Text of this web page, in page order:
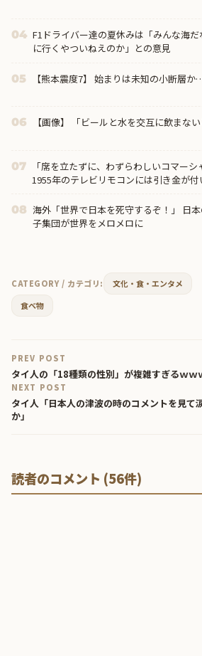
04 F1ドライバー達の夏休みは「みんな海
に行くやついねえのか」との意見
05 【熊本震度7】 始まりは未知の小断層
06 【画像】 「ビールと水を交互に飲まな
07
「席を立たずに、わずらわしいコマーシ
1955年のテレビリモコンには引き金が付
08 海外「世界で日本を死守するぞ！」 日
子集団が世界をメロメロに
CATEGORY / カテゴリ: 文化・食・エンタメ
食べ物
PREV POST
タイ人の「18種類の性別」が複雑すぎるｗｗ
NEXT POST
タイ人「日本人の津波の時のコメントを見て
か」
読者のコメント (56件)